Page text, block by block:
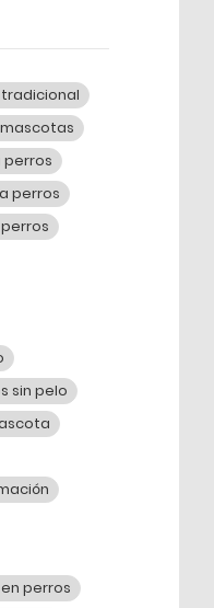
perros
sin pelo
perros